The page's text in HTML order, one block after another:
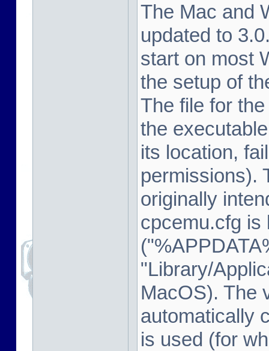
The Mac and
updated to
start on most
the setup of
The file for
the
its location,
permissions).
originally
cpcemu.cfg is
"Library/
MacOS). The
automatically
is used (for